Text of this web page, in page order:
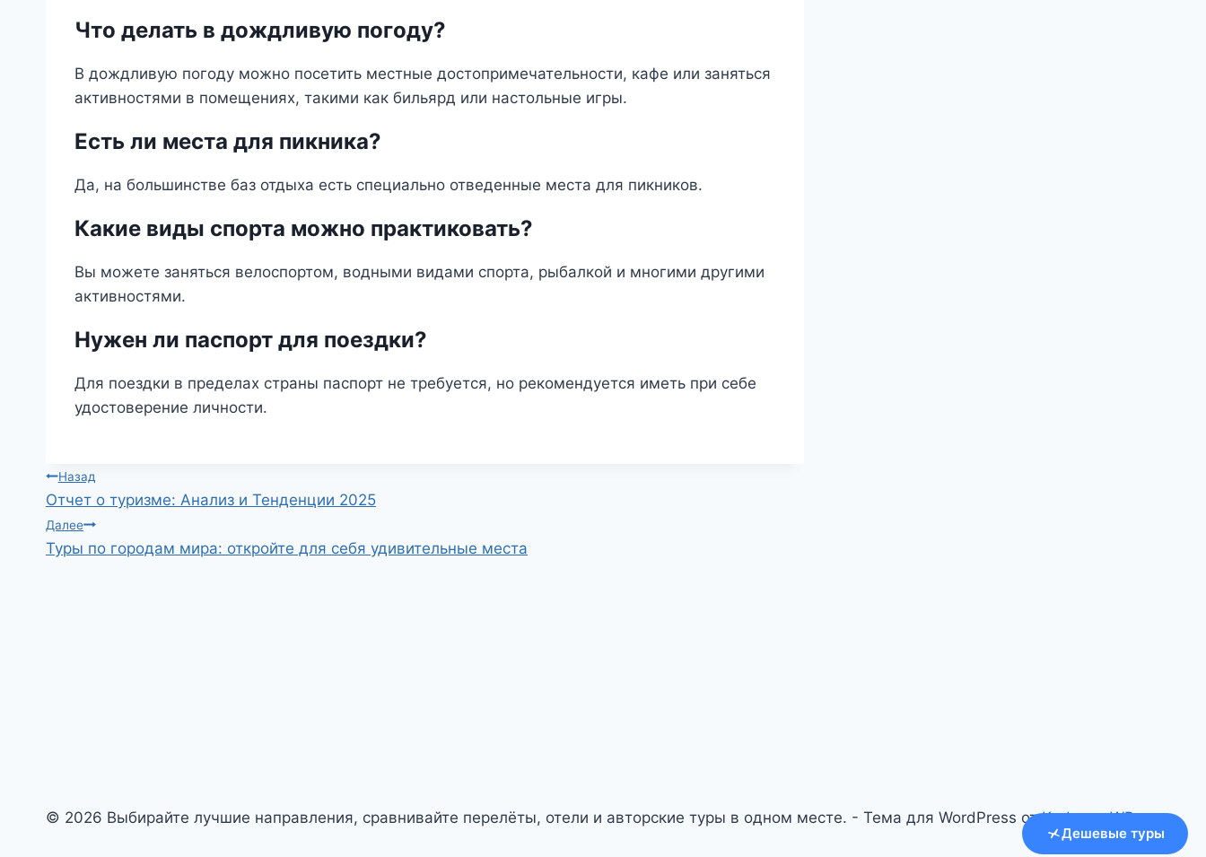
Что делать в дождливую погоду?
В дождливую погоду можно посетить местные достопримечательности, кафе или заняться
активностями в помещениях, такими как бильярд или настольные игры.
Есть ли места для пикника?
Да, на большинстве баз отдыха есть специально отведенные места для пикников.
Какие виды спорта можно практиковать?
Вы можете заняться велоспортом, водными видами спорта, рыбалкой и многими другими
активностями.
Нужен ли паспорт для поездки?
Для поездки в пределах страны паспорт не требуется, но рекомендуется иметь при себе
удостоверение личности.
Навигация
по
записям
Назад
Отчет о туризме: Анализ и Тенденции 2025
Далее
Туры по городам мира: откройте для себя удивительные места
© 2026 Выбирайте лучшие направления, сравнивайте перелёты, отели и авторские туры в одном месте. - Тема для WordPress отKadence WP
Дешевые туры